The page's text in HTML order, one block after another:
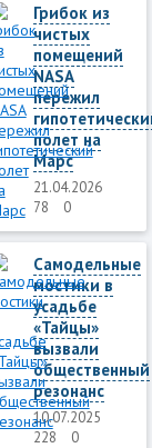
Грибок из
чистых
помещений
NASA
пережил
полет на
Марс
21.04.2026
78
0
Самодельные
мостики в
усадьбе
«Тайцы»
вызвали
общественный
резонанс
10.07.2025
228
0